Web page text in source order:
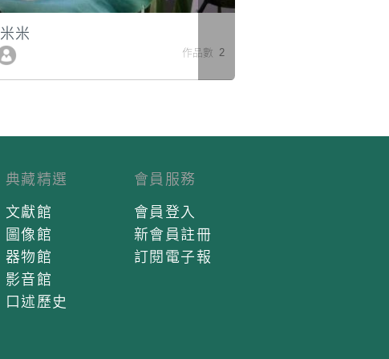
米米
作品數 2
典藏精選
文獻館
圖像館
器物館
影音館
口述歷史
會員服務
會員登入
新會員註冊
訂閱電子報